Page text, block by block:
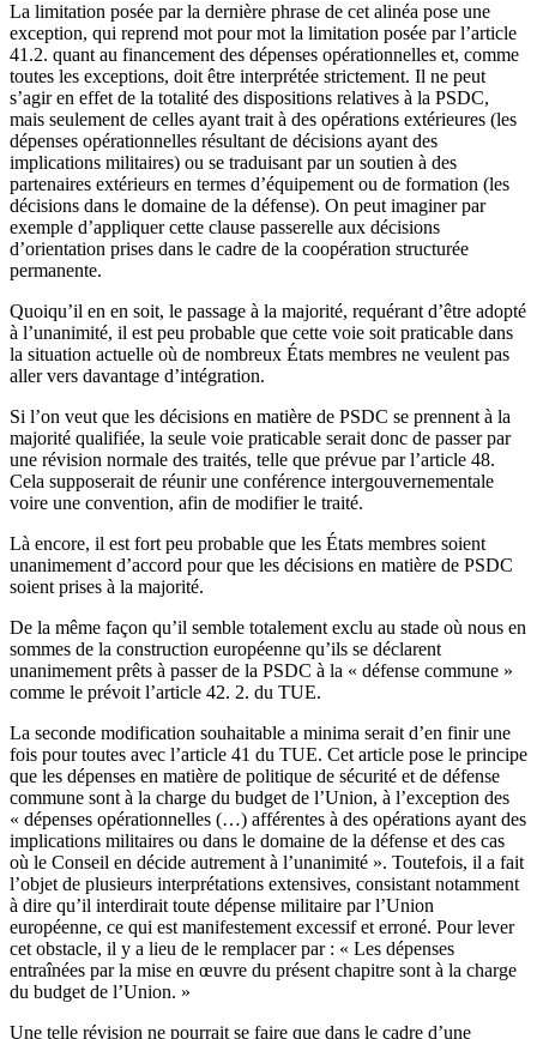
La limitation posée par la dernière phrase de cet alinéa pose une
exception, qui reprend mot pour mot la limitation posée par l’article
41.2. quant au financement des dépenses opérationnelles et, comme
toutes les exceptions, doit être interprétée strictement. Il ne peut
s’agir en effet de la totalité des dispositions relatives à la PSDC,
mais seulement de celles ayant trait à des opérations extérieures (les
dépenses opérationnelles résultant de décisions ayant des
implications militaires) ou se traduisant par un soutien à des
partenaires extérieurs en termes d’équipement ou de formation (les
décisions dans le domaine de la défense). On peut imaginer par
exemple d’appliquer cette clause passerelle aux décisions
d’orientation prises dans le cadre de la coopération structurée
permanente.
Quoiqu’il en en soit, le passage à la majorité, requérant d’être adopté
à l’unanimité, il est peu probable que cette voie soit praticable dans
la situation actuelle où de nombreux États membres ne veulent pas
aller vers davantage d’intégration.
Si l’on veut que les décisions en matière de PSDC se prennent à la
majorité qualifiée, la seule voie praticable serait donc de passer par
une révision normale des traités, telle que prévue par l’article 48.
Cela supposerait de réunir une conférence intergouvernementale
voire une convention, afin de modifier le traité.
Là encore, il est fort peu probable que les États membres soient
unanimement d’accord pour que les décisions en matière de PSDC
soient prises à la majorité.
De la même façon qu’il semble totalement exclu au stade où nous en
sommes de la construction européenne qu’ils se déclarent
unanimement prêts à passer de la PSDC à la « défense commune »
comme le prévoit l’article 42. 2. du TUE.
La seconde modification souhaitable a minima serait d’en finir une
fois pour toutes avec l’article 41 du TUE. Cet article pose le principe
que les dépenses en matière de politique de sécurité et de défense
commune sont à la charge du budget de l’Union, à l’exception des
« dépenses opérationnelles (…) afférentes à des opérations ayant des
implications militaires ou dans le domaine de la défense et des cas
où le Conseil en décide autrement à l’unanimité ». Toutefois, il a fait
l’objet de plusieurs interprétations extensives, consistant notamment
à dire qu’il interdirait toute dépense militaire par l’Union
européenne, ce qui est manifestement excessif et erroné. Pour lever
cet obstacle, il y a lieu de le remplacer par : « Les dépenses
entraînées par la mise en œuvre du présent chapitre sont à la charge
du budget de l’Union. »
Une telle révision ne pourrait se faire que dans le cadre d’une